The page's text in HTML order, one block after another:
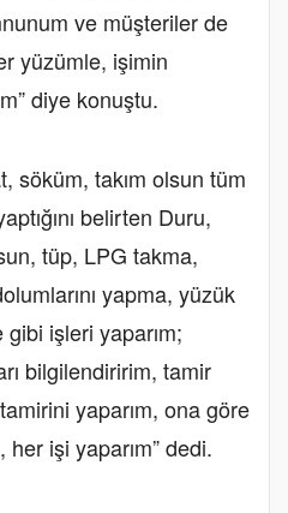
ve müşteriler de
yüzümle, işimin
diye konuştu.
söküm, takım olsun tüm
belirten Duru,
tüp, LPG takma,
yapma, yüzük
gibi işleri yaparım;
bilgilendiririm, tamir
yaparım, ona göre
işi yaparım” dedi.